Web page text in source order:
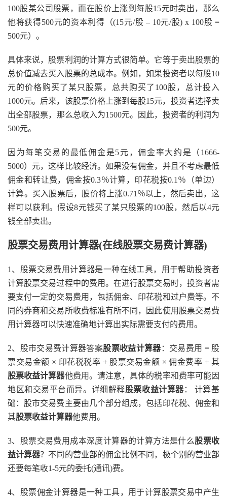
100股某公司股票，而在股价上涨到每股15元时卖出，那么
他将获得500元的资本利得（(15元/股 – 10元/股) x 100股 =
500元）。
具体来说，股票利润的计算方式很简单。它等于卖出股票的
总价值减去买入股票的总成本。例如，如果投资者以每股10
元的价格购买了某只股票，总共购买了100股，总计投入
1000元。后来，该股票价格上涨到每股15元，投资者选择卖
出全部股票，那么总收入为1500元。因此，投资者的利润为
500元。
因为每笔交易的最低佣金是5元，佣金率大约是（1666-
5000）元，这样比较经济。如果没有佣金，并且不考虑最低
佣金和转让费，佣金按0.3％计算，印花税按0.1％（单边）
计算。买入股票后，股价将上涨0.71％以上，然后卖出，这
样可以获利。假设8元钱买了某只股票的100股，然后以4元
钱全部卖出。
股票交易费用计算器(在线股票交易费计算器)
1、股票交易费用计算器是一种在线工具，用于帮助投资者
计算股票交易过程中的费用。在进行股票交易时，投资者需
要支付一定的交易费用，包括佣金、印花税和过户费等。不
同的券商和交易所收费标准有所不同，因此使用股票交易费
用计算器可以快速准确地计算出实际需要支付的费用。
2、股市交易费计算器答案股票收益计算器：交易费用 = 股
票交易金额 × 印花税税率 + 股票交易金额 × 佣金费率 + 其
股票收益计算器他费用。请注意，具体的税率和费率可能因
地区和交易平台而异。详细解释股票收益计算器： 计算基
础：股市交易费主要由几个部分组成，包括印花税、佣金和
其股票收益计算器他费用。
3、股票交易费用成本深度计算器的计算方法是什么股票收
益计算器？不同的营业部的佣金比例不同，极个别的营业部
还要每笔收1-5元的委托(通讯)费。
4、股票佣金计算器是一种工具，用于计算股票交易中产生